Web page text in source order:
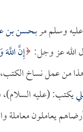
وسلم مر بـحسن بن
الله عز وجل: إِنَّ
يكتب: (عليه
يعاملون